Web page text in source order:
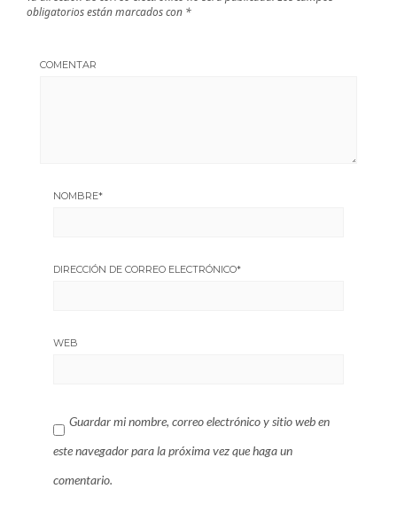
obligatorios están marcados con *
COMENTAR
NOMBRE*
DIRECCIÓN DE CORREO ELECTRÓNICO*
WEB
Guardar mi nombre, correo electrónico y sitio web en
este navegador para la próxima vez que haga un
comentario.